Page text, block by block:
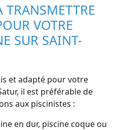
VOTRE
SUR SAINT-
et adapté pour votre
il est préférable de
aux piscinistes :
en dur, piscine coque ou